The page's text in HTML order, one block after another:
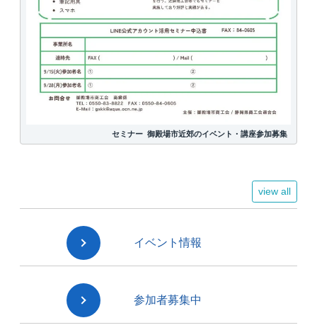
セミナー 御殿場市近郊のイベント・講座参加募集
view all
イベント情報
参加者募集中